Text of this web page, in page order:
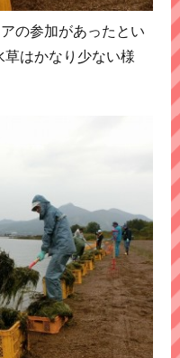
の参加があったとい
はかなり少ない様